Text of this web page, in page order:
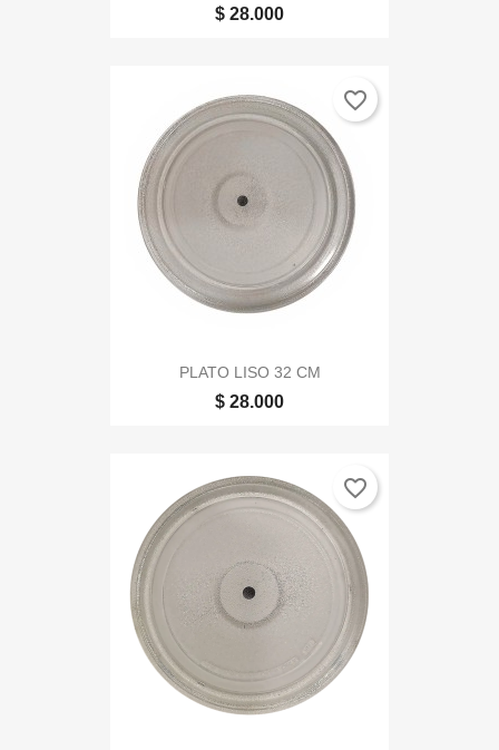
$ 28.000
PLATO LISO 32 CM
$ 28.000
favorite_border
favorite_border